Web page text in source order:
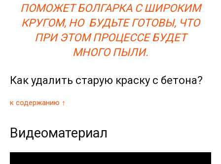
ПОМОЖЕТ БОЛГАРКА С ШИРОКИМ
КРУГОМ, НО БУДЬТЕ ГОТОВЫ, ЧТО
ПРИ ЭТОМ ПРОЦЕССЕ БУДЕТ
МНОГО ПЫЛИ.
Как удалить старую краску с бетона?
к содержанию ↑
Видеоматериал